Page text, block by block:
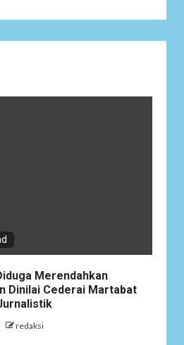
TNI-Rakyat, Satgas
Mempererat Tali
Bulukumba
NEWS
Soal Dugaan
Tenaga Ahli Fiktif,
Merendahkan
Dinilai Cederai Martabat
redaksi